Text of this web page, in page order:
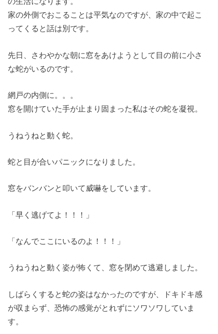
家の外側でおこることは平気なのですが、家の中で起こ
ってくると話は別です。
先日、さわやかな朝に窓をあけようとして目の前に小さ
な蛇がいるのです。
網戸の内側に。。。
窓を開けていた手が止まり固まった私はその蛇を凝視。
うねうねと動く蛇。
蛇と目が合いパニックになりました。
窓をバンバンと叩いて威嚇をしています。
「早く逃げてよ！！！」
「なんでここにいるのよ！！！」
うねうねと動く姿が怖くて、窓を閉めて逃避しました。
しばらくすると蛇の姿はなかったのですが、ドキドキ感
が収まらず、恐怖の感覚がとれずにソワソワしていま
す。